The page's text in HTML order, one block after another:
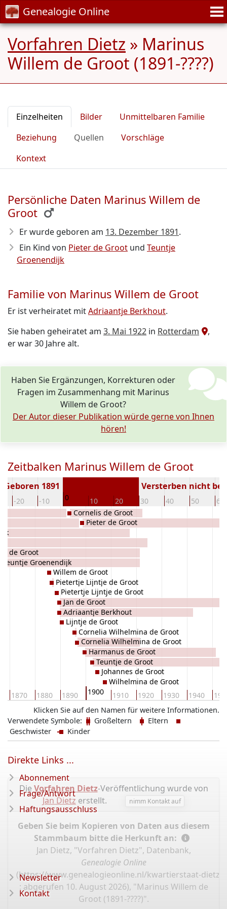
Genealogie Online
Vorfahren Dietz » Marinus
Willem de Groot (1891-????)
Einzelheiten Bilder
Unmittelbaren Familie
Beziehung
Quellen
Vorschläge
Kontext
Persönliche Daten Marinus Willem de
Groot
Er wurde geboren am 13. Dezember 1891.
Ein Kind von Pieter de Groot und Teuntje
Groenendijk
Familie von Marinus Willem de Groot
Er ist verheiratet mitAdriaantje Berkhout.
Sie haben geheiratet am 3. Mai 1922 in Rotterdam
,
er war 30 Jahre alt.
Haben Sie Ergänzungen, Korrekturen oder
Fragen im Zusammenhang mit Marinus
Willem de Groot?
Der Autor dieser Publikation würde gerne von Ihnen
hören!
Zeitbalken Marinus Willem de Groot
-20 -10 0 10 20 30 40 50 60
Geboren 1891 Versterben nicht
1870 1880 1890 1900 1910 1920 1930 1940
de Groot
Teuntje Groenendijk
Willem de Groot
Pietertje Lijntje de Groot
Pietertje Lijntje de Groot
Jan de Groot
Adriaantje Berkhout
Lijntje de Groot
Cornelis de Groot
Cornelia Wilhelmina de Groot
Cornelia Wilhelmina de Groot
Pieter de Groot
Harmanus de Groot
Teuntje de Groot
Johannes de Groot
Wilhelmina de Groot
Klicken Sie auf den Namen für weitere Informationen.
Verwendete Symbole:
Großeltern
Eltern
Geschwister
Kinder
Die Vorfahren Dietz-Veröffentlichung wurde von
Jan Dietz erstellt. nimm Kontakt auf
Geben Sie beim Kopieren von Daten aus diesem
Stammbaum bitte die Herkunft an:
Jan Dietz, "Vorfahren Dietz", Datenbank,
Genealogie Online
(https://www.genealogieonline.nl/kwartierstaat-dietz/
: abgerufen 10. August 2026), "Marinus Willem de
Groot (1891-????)".
Direkte Links ...
Abonnement
Frage/Antwort
Haftungsausschluss
Newsletter
Kontakt